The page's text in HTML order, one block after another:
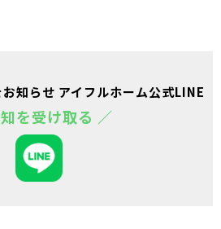
知らせ アイフルホーム公式LINE
を受け取る ／